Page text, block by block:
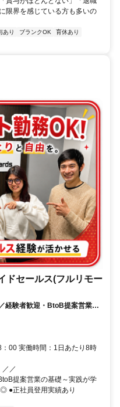
限界を感じている方も多いの
あり ブランクOK
育休あり
ドセールス(フルリモー
経験者歓迎・BtoB提案営業で
00 実働時間：1日あたり8時
／
案営業の基礎～実践が学
●正社員登用実績あり